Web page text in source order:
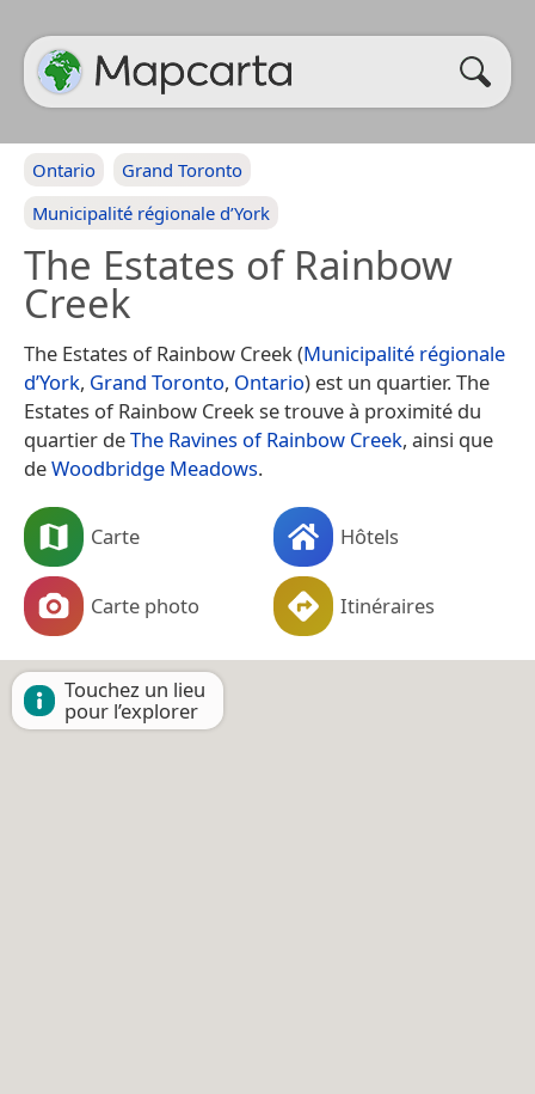
Ontario
Grand Toronto
Municipalité régionale d’York
The Estates of Rainbow
Creek
The Estates of Rainbow Creek (Municipalité régionale
d’York, Grand Toronto, Ontario) est un quartier. The
Estates of Rainbow Creek se trouve à proximité du
quartier deThe Ravines of Rainbow Creek, ainsi que
deWoodbridge Meadows.
Carte Hôtels
Carte photo Itinéraires
Touchez un lieu
pour l’explorer